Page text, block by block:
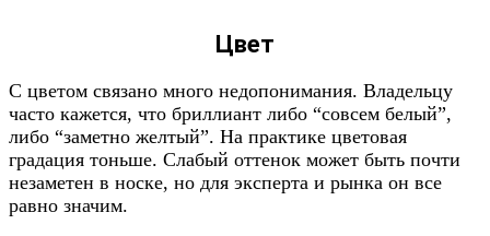
Цвет
С цветом связано много недопонимания. Владельцу
часто кажется, что бриллиант либо “совсем белый”,
либо “заметно желтый”. На практике цветовая
градация тоньше. Слабый оттенок может быть почти
незаметен в носке, но для эксперта и рынка он все
равно значим.